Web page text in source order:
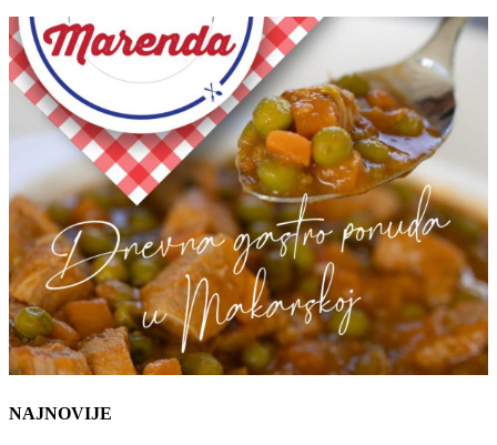
Sara-18_10_2019-14
Sara-18_10_2019-10
Sara-18_10_2019-21
Sara-18_10_2019-23
NAJNOVIJE